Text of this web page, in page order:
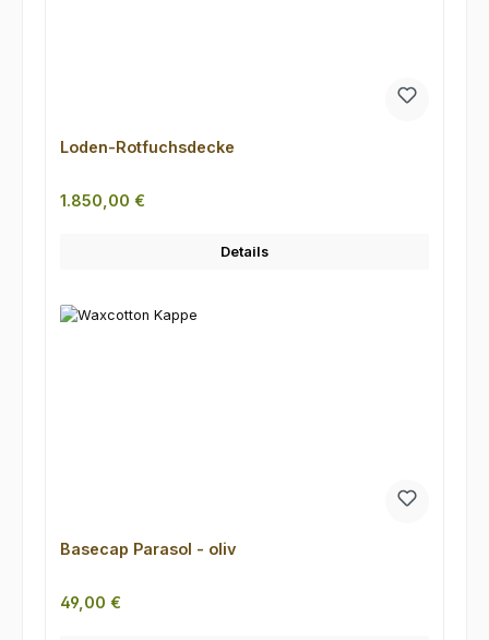
Loden-Rotfuchsdecke
Regulärer Preis:
1.850,00 €
Details
Basecap Parasol - oliv
Regulärer Preis:
49,00 €